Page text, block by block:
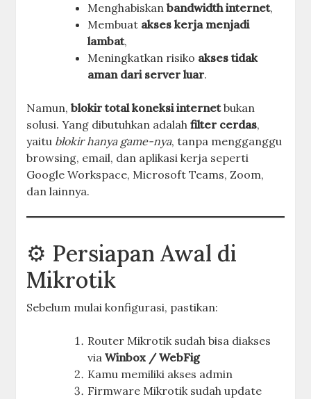
Menghabiskanbandwidth internet,
Membuat akses kerja menjadi
lambat,
Meningkatkan risiko akses tidak
aman dari server luar.
Namun,blokir total koneksi internetbukan
solusi. Yang dibutuhkan adalahfilter cerdas,
yaitu blokir hanya game-nya, tanpa mengganggu
browsing, email, dan aplikasi kerja seperti
Google Workspace, Microsoft Teams, Zoom,
dan lainnya.
⚙️ Persiapan Awal di
Mikrotik
Sebelum mulai konfigurasi, pastikan:
Router Mikrotik sudah bisa diakses
viaWinbox / WebFig
Kamu memiliki akses admin
Firmware Mikrotik sudah update